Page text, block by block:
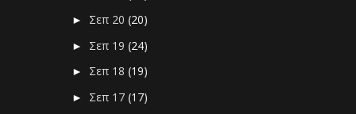
► Σεπ 20(20)
► Σεπ 19(24)
► Σεπ 18(19)
► Σεπ 17(17)